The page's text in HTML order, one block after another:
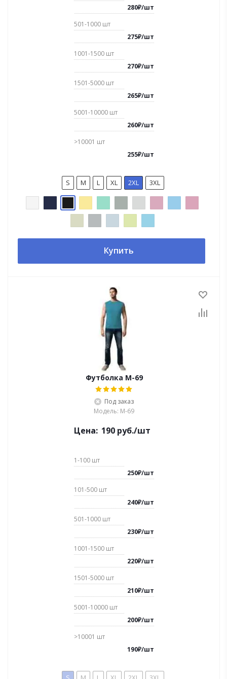
280₽/шт
501-1000 шт
275₽/шт
1001-1500 шт
270₽/шт
1501-5000 шт
265₽/шт
5001-10000 шт
260₽/шт
>10001 шт
255₽/шт
S M L XL 2XL 3XL
Купить
Футболка М-69
Под заказ
Модель: М-69
Цена: 190 руб./шт
1-100 шт
250₽/шт
101-500 шт
240₽/шт
501-1000 шт
230₽/шт
1001-1500 шт
220₽/шт
1501-5000 шт
210₽/шт
5001-10000 шт
200₽/шт
>10001 шт
190₽/шт